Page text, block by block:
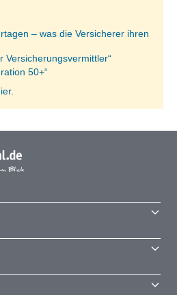
– was die Versicherer ihren
Versicherungsvermittler“
50+“